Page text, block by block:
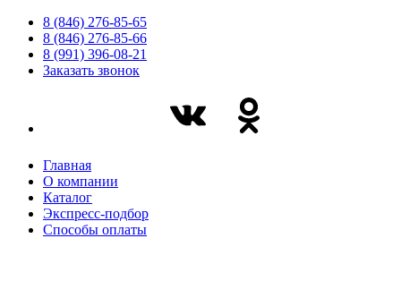
8 (846) 276-85-65
8 (846) 276-85-66
8 (991) 396-08-21
Заказать звонок
Главная
О компании
Каталог
Экспресс-подбор
Способы оплаты